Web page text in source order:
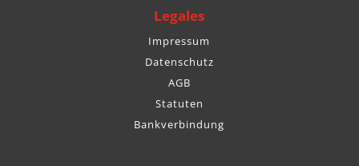
Legales
Impressum
Datenschutz
AGB
Statuten
Bankverbindung